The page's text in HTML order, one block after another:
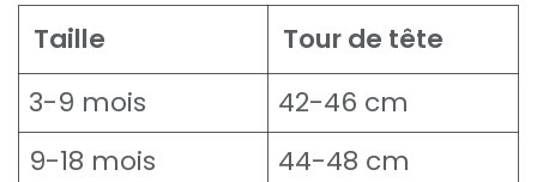
Taille
Tour de tête
3-9 mois
42-46 cm
9-18 mois
44-48 cm